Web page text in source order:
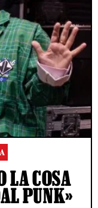
LA COSA
PUNK»